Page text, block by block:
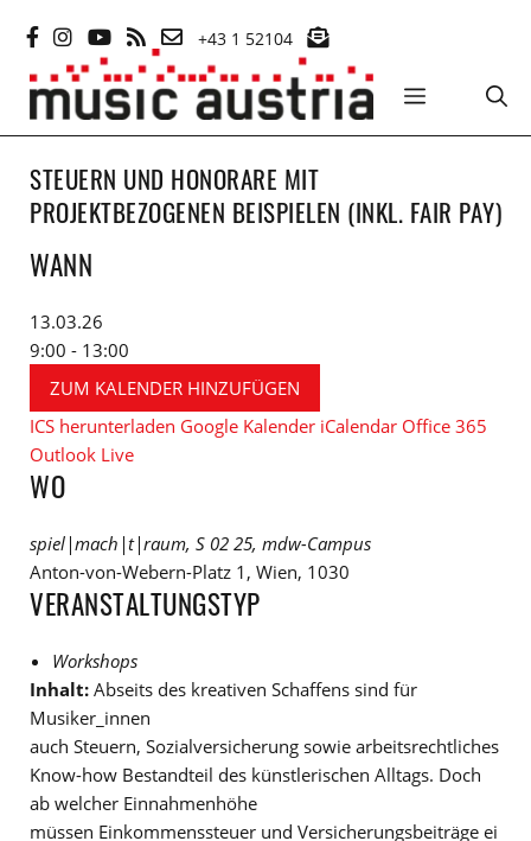
Inhalt
springen
+43 1 52104
MENÜ
STEUERN UND HONORARE MIT
PROJEKTBEZOGENEN BEISPIELEN (INKL. FAIR PAY)
WANN
13.03.26
9:00 - 13:00
ZUM KALENDER HINZUFÜGEN
ICS herunterladen Google Kalender iCalendar Office 365
Outlook Live
WO
spiel|mach|t|raum, S 02 25, mdw-Campus
Anton-von-Webern-Platz 1, Wien, 1030
VERANSTALTUNGSTYP
Workshops
Inhalt: Abseits des kreativen Schaffens sind für
Musiker_innen
auch Steuern, Sozialversicherung sowie arbeitsrechtliches
Know-how Bestandteil des künstlerischen Alltags. Doch
ab welcher Einnahmenhöhe
müssen Einkommenssteuer und Versicherungsbeiträge ei